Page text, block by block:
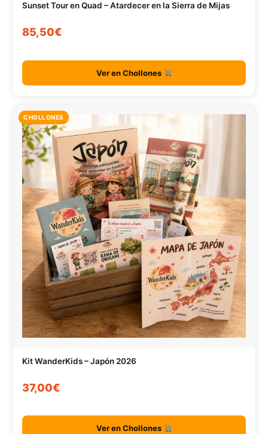
Sunset Tour en Quad – Atardecer en la Sierra de Mijas
85,50€
Ver en Chollones
CHOLLONES
Kit WanderKids – Japón 2026
37,00€
Ver en Chollones